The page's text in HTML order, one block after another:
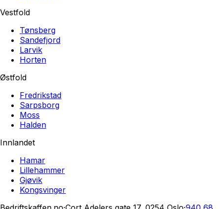
Vestfold
Tønsberg
Sandefjord
Larvik
Horten
Østfold
Fredrikstad
Sarpsborg
Moss
Halden
Innlandet
Hamar
Lillehammer
Gjøvik
Kongsvinger